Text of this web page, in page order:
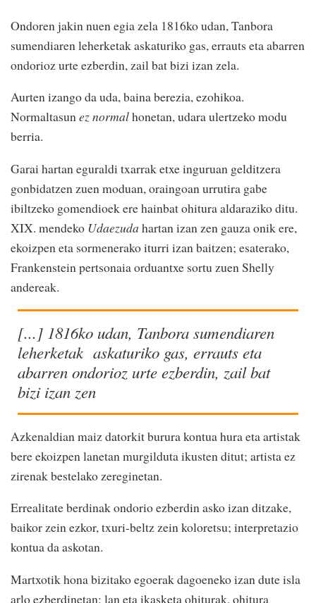
Ondoren jakin nuen egia zela 1816ko udan, Tanbora
sumendiaren leherketak askaturiko gas, errauts eta abarren
ondorioz urte ezberdin, zail bat bizi izan zela.
Aurten izango da uda, baina berezia, ezohikoa.
Normaltasunez normalhonetan, udara ulertzeko modu
berria.
Garai hartan eguraldi txarrak etxe inguruan gelditzera
gonbidatzen zuen moduan, oraingoan urrutira gabe
ibiltzeko gomendioek ere hainbat ohitura aldaraziko ditu.
XIX. mendeko Udaezuda hartan izan zen gauza onik ere,
ekoizpen eta sormenerako iturri izan baitzen; esaterako,
Frankenstein pertsonaia orduantxe sortu zuen Shelly
andereak.
[...] 1816ko udan, Tanbora sumendiaren
leherketak askaturiko gas, errauts eta
abarren ondorioz urte ezberdin, zail bat
bizi izan zen
Azkenaldian maiz datorkit burura kontua hura eta artistak
bere ekoizpen lanetan murgilduta ikusten ditut; artista ez
zirenak bestelako zereginetan.
Errealitate berdinak ondorio ezberdin asko izan ditzake,
baikor zein ezkor, txuri-beltz zein koloretsu; interpretazio
kontua da askotan.
Martxotik hona bizitako egoerak dagoeneko izan dute isla
arlo ezberdinetan: lan eta ikasketa ohiturak, ohitura